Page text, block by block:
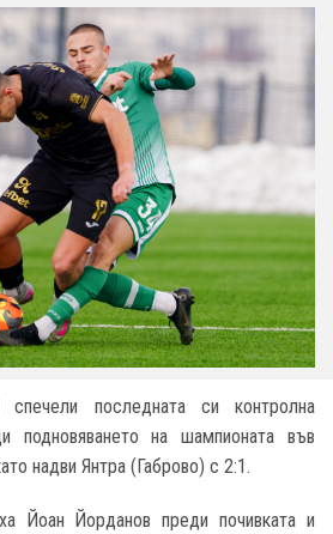
последната си контролна
подновяването на шампионата във
надви Янтра (Габрово) с 2:1.
Йоан Йорданов преди почивката и